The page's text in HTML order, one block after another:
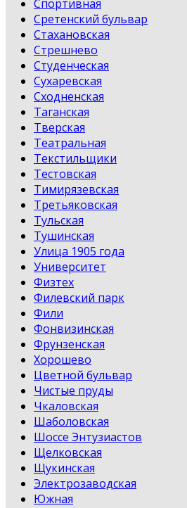
Спортивная
Сретенский бульвар
Стахановская
Стрешнево
Студенческая
Сухаревская
Сходненская
Таганская
Тверская
Театральная
Текстильщики
Тестовская
Тимирязевская
Третьяковская
Тульская
Тушинская
Улица 1905 года
Университет
Физтех
Филевский парк
Фили
Фонвизинская
Фрунзенская
Хорошево
Цветной бульвар
Чистые пруды
Чкаловская
Шаболовская
Шоссе Энтузиастов
Щелковская
Щукинская
Электрозаводская
Южная